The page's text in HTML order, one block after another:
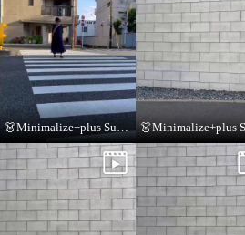
👗Minimalize+plus Summer Collection👗